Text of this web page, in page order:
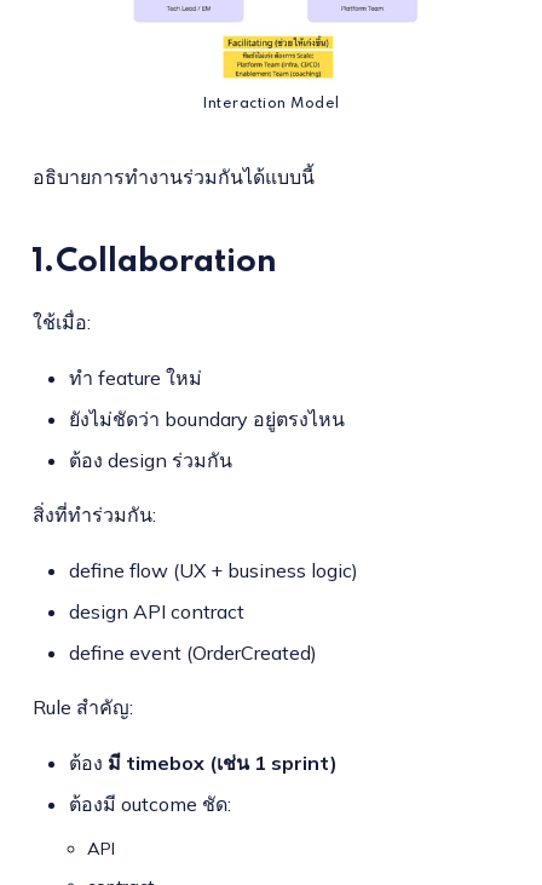
Interaction Model
อธิบายการทำงานร่วมกันได้แบบนี้
1.Collaboration
ใช้เมื่อ:
ทำ feature ใหม่
ยังไม่ชัดว่า boundary อยู่ตรงไหน
ต้อง design ร่วมกัน
สิ่งที่ทำร่วมกัน:
define flow (UX + business logic)
design API contract
define event (OrderCreated)
Rule สำคัญ:
ต้อง มี timebox (เช่น 1 sprint)
ต้องมี outcome ชัด:
API